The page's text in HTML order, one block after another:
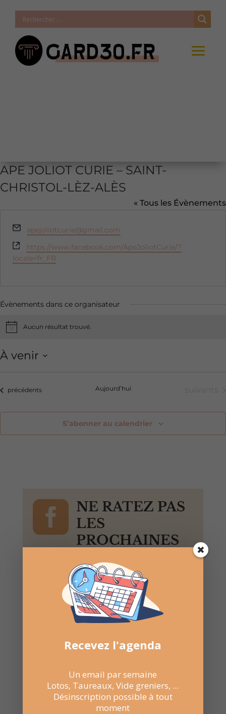
APE JOLIOT CURIE – SAINT-
CHRISTOL-LÈZ-ALÈS
« Tous les Évènements
Email
apejoliotcurie@gmail.com
Site
web
https://www.facebook.com/ApeJoliotCurie/?
locale=fr_FR
Évènements dans ce organisateur
NoticeAucun résultat trouvé.
À venir
Évènements
précédents Aujourd’hui
S’abonner au calendrier

NE RATEZ PAS
LES
PROCHAINES
Suivez lapage Facebook
pour recevoir un résumé
une fois par semaine.
Recevez l'agenda
Un email par semaine
Lotos, Taureaux, Vide greniers, ...
Désinscription possible à tout
moment